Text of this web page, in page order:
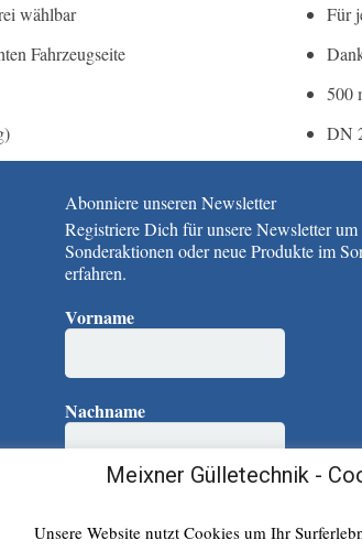
wählbar
Fahrzeugseite
Für
500
DN
Abonniere unseren Newsletter
Registriere Dich für unsere Newsletter um
Sonderaktionen oder neue Produkte im
erfahren.
Vorname
Nachname
Meixner Gülletechnik -
Unsere Website nutzt Cookies um Ihr